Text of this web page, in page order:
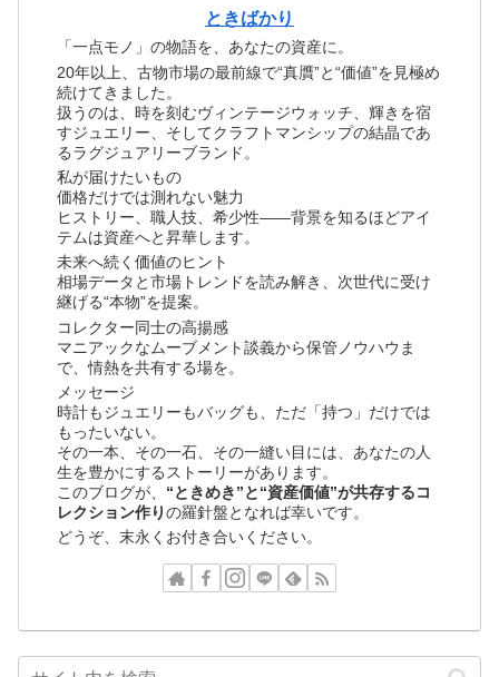
ときばかり
「一点モノ」の物語を、あなたの資産に。
20年以上、古物市場の最前線で“真贋”と“価値”を見極め
続けてきました。
扱うのは、時を刻むヴィンテージウォッチ、輝きを宿
すジュエリー、そしてクラフトマンシップの結晶であ
るラグジュアリーブランド。
私が届けたいもの
価格だけでは測れない魅力
ヒストリー、職人技、希少性――背景を知るほどアイ
テムは資産へと昇華します。
未来へ続く価値のヒント
相場データと市場トレンドを読み解き、次世代に受け
継げる“本物”を提案。
コレクター同士の高揚感
マニアックなムーブメント談義から保管ノウハウま
で、情熱を共有する場を。
メッセージ
時計もジュエリーもバッグも、ただ「持つ」だけでは
もったいない。
その一本、その一石、その一縫い目には、あなたの人
生を豊かにするストーリーがあります。
このブログが、 “ときめき”と“資産価値”が共存するコ
レクション作りの羅針盤となれば幸いです。
どうぞ、末永くお付き合いください。